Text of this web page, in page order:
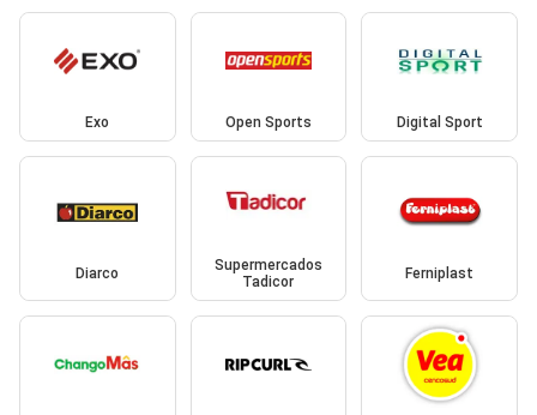
Exo Open Sports Digital Sport
Diarco
Supermercados
Tadicor
Ferniplast